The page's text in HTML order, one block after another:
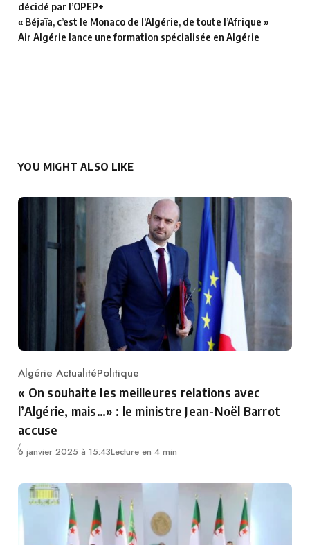
décidé par l’OPEP+
« Béjaïa, c’est le Monaco de l’Algérie, de toute l’Afrique »
Air Algérie lance une formation spécialisée en Algérie
YOU MIGHT ALSO LIKE
Category
Algérie ActualitéPolitique
« On souhaite les meilleures relations avec
l’Algérie, mais…» : le ministre Jean-Noël Barrot
accuse
6 janvier 2025 à 15:43Lecture en 4 min